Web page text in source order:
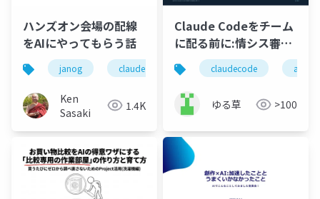
ハンズオン会場の配線
をAIにやってもらう話
janog claude ai 配線 イベント
Ken
Sasaki
1.4K
Claude Codeをチーム
に配る前に:情シス審査
の「本当に止まるの?」
に、動く現物で答える
claudecode ai
ゆる草 >100